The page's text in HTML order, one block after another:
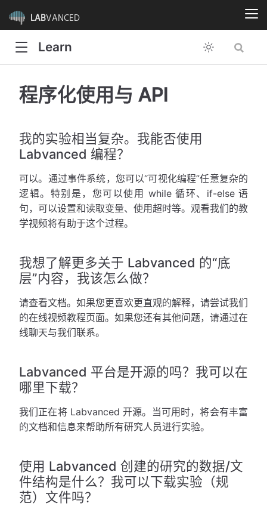
LABVANCED
Learn
程序化使用与 API
我的实验相当复杂。我能否使用
Labvanced 编程？
可以。通过事件系统，您可以“可视化编程”任意复杂的
逻辑。特别是，您可以使用 while 循环、if-else 语
句，可以设置和读取变量、使用超时等。观看我们的教
学视频将有助于这个过程。
我想了解更多关于 Labvanced 的“底
层”内容，我该怎么做？
请查看文档。如果您更喜欢更直观的解释，请尝试我们
的在线视频教程页面。如果您还有其他问题，请通过在
线聊天与我们联系。
Labvanced 平台是开源的吗？我可以在
哪里下载？
我们正在将 Labvanced 开源。当可用时，将会有丰富
的文档和信息来帮助所有研究人员进行实验。
使用 Labvanced 创建的研究的数据/文
件结构是什么？我可以下载实验（规
范）文件吗？